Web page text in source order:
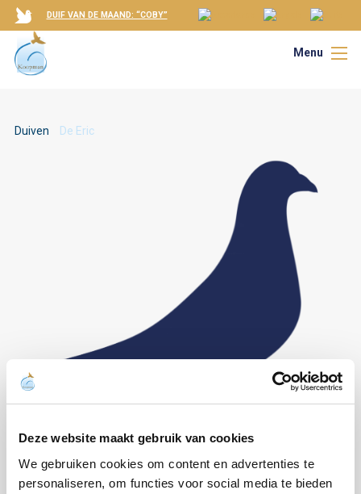
Deze website maakt gebruik van cookies
We gebruiken cookies om content en advertenties te
personaliseren, om functies voor social media te bieden
DUIF VAN DE MAAND: “COBY”
Menu
Duiven De Eric